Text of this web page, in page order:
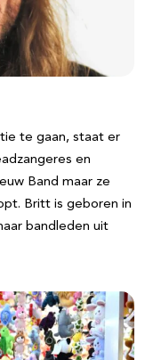
te gaan, staat er
en
Band maar ze
Britt is geboren in
bandleden uit